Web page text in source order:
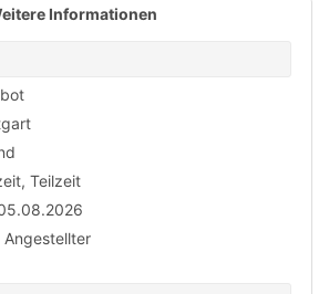
Informationen
, Teilzeit
Angestellter